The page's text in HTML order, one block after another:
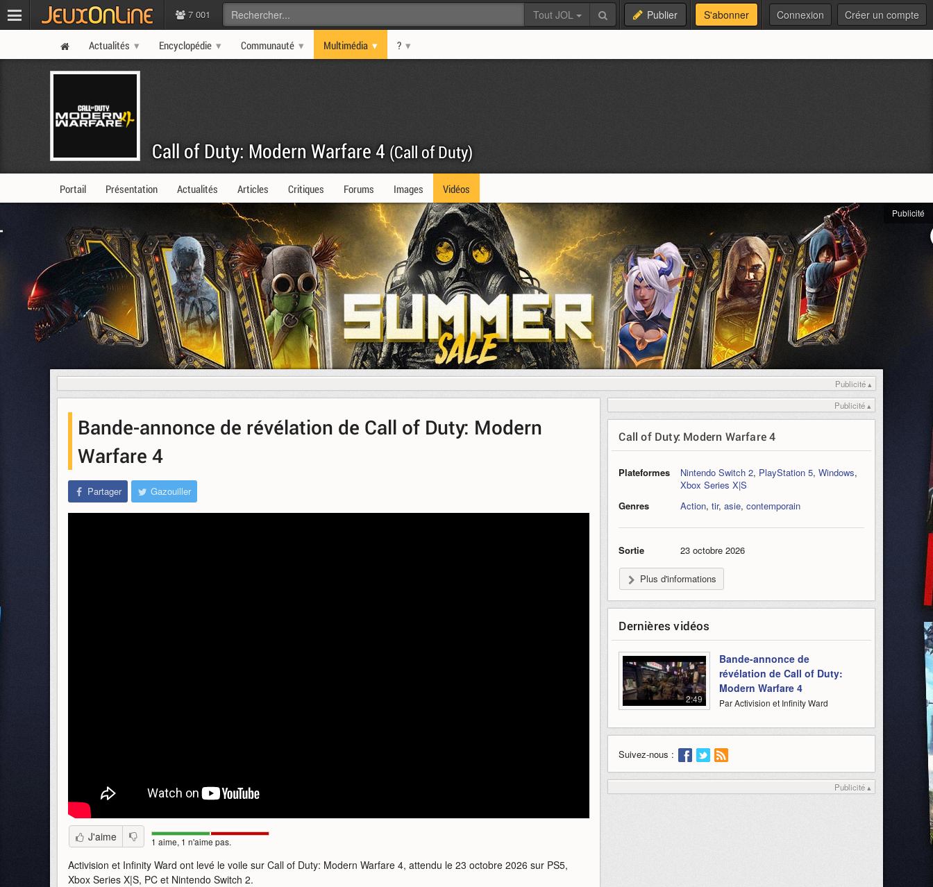
7 001 Tout JOL Publier S'abonner Connexion Créer un compte
Actualités Encyclopédie Communauté Multimédia ?
Call of Duty: Modern Warfare 4(Call of Duty)
Portail Présentation Actualités Articles Critiques Forums Images Vidéos
Publicité
Publicité ▴
Bande-annonce de révélation de Call of Duty: Modern
Warfare 4
Partager Gazouiller
J'aime 1 aime, 1 n'aime pas.
Activision et Infinity Ward ont levé le voile sur Call of Duty: Modern Warfare 4, attendu le 23 octobre 2026 sur PS5,
Xbox Series X|S, PC et Nintendo Switch 2.
Publicité ▴
Call of Duty: Modern Warfare 4
Plateformes Nintendo Switch 2, PlayStation 5,Windows,
Xbox Series X|S
Genres
Action,tir,asie,contemporain
Sortie 23 octobre 2026
Plus d'informations
Dernières vidéos
2:49
Bande-annonce de
révélation de Call of Duty:
Modern Warfare 4
Par Activision et Infinity Ward
Suivez-nous :
Publicité ▴